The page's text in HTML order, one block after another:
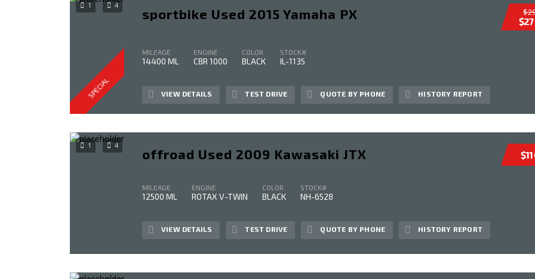
SPECIAL
1 4
sportbike Used 2015 Yamaha PX
MILEAGE
14400 ML
ENGINE
CBR 1000
COLOR
BLACK
STOCK#
IL-1135
VIEW DETAILS TEST DRIVE QUOTE BY PHONE HISTORY REPORT
1 4
offroad Used 2009 Kawasaki JTX
MILEAGE
12500 ML
ENGINE
ROTAX V-TWIN
COLOR
BLACK
STOCK#
NH-6528
VIEW DETAILS TEST DRIVE QUOTE BY PHONE HISTORY REPORT